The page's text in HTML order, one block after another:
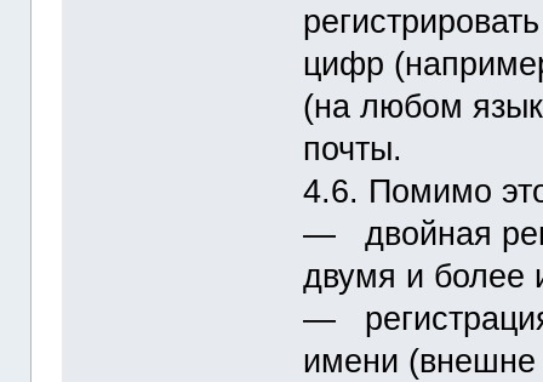
цифр
(на любом
почты.
4.6. Помимо
― двойная
двумя и более
―
имени (внешне